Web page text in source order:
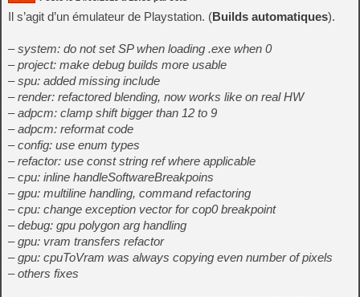
Il s’agit d’un émulateur de Playstation. (Builds automatiques).
– system: do not set SP when loading .exe when 0
– project: make debug builds more usable
– spu: added missing include
– render: refactored blending, now works like on real HW
– adpcm: clamp shift bigger than 12 to 9
– adpcm: reformat code
– config: use enum types
– refactor: use const string ref where applicable
– cpu: inline handleSoftwareBreakpoins
– gpu: multiline handling, command refactoring
– cpu: change exception vector for cop0 breakpoint
– debug: gpu polygon arg handling
– gpu: vram transfers refactor
– gpu: cpuToVram was always copying even number of pixels
– others fixes